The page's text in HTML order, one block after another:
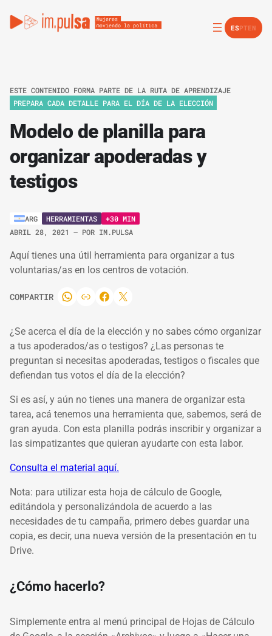
ESPTEN
ESTE CONTENIDO FORMA PARTE DE LA RUTA DE APRENDIZAJE
PREPARA CADA DETALLE PARA EL DÍA DE LA ELECCIÓN
Modelo de planilla para
organizar apoderadas y
testigos
ARG HERRAMIENTAS
+30 MIN
ABRIL 28, 2021 – POR IM.PULSA
Aquí tienes una útil herramienta para organizar a tus
voluntarias/as en los centros de votación.
COMPARTIR
¿Se acerca el día de la elección y no sabes cómo organizar
a tus apoderados/as o testigos? ¿Las personas te
preguntan si necesitas apoderadas, testigos o fiscales que
defiendan tus votos el día de la elección?
Si es así, y aún no tienes una manera de organizar esta
tarea, acá tenemos una herramienta que, sabemos, será de
gran ayuda. Con esta planilla podrás inscribir y organizar a
las simpatizantes que quieran ayudarte con esta labor.
Consulta el material aquí.
Nota: para utilizar esta hoja de cálculo de Google,
editándola y personalizándola de acuerdo a las
necesidades de tu campaña, primero debes guardar una
copia, es decir, una nueva versión de la presentación en tu
Drive.
¿Cómo hacerlo?
Simplemente entra al menú principal de Hojas de Cálculo